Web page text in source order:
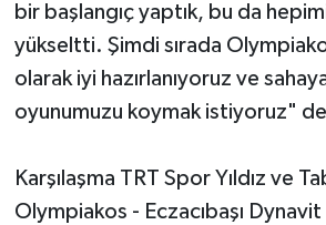
bir başlangıç yaptık, bu da
yükseltti. Şimdi sırada
olarak iyi hazırlanıyoruz ve
oyunumuzu koymak istiyoruz"
Karşılaşma TRT Spor Yıldız ve
Olympiakos - Eczacıbaşı Dynavit